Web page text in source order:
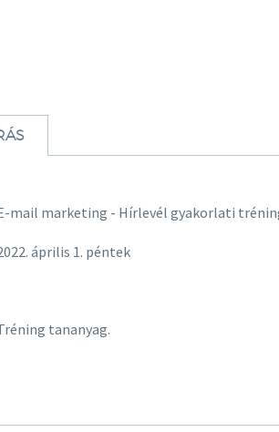
mail marketing - Hírlevél gyakorlati
április 1. péntek
tananyag.